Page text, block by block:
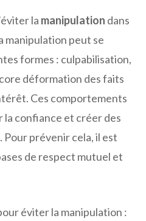
la manipulation dans
manipulation peut se
formes : culpabilisation,
déformation des faits
Ces comportements
confiance et créer des
prévenir cela, il est
de respect mutuel et
éviter la manipulation :